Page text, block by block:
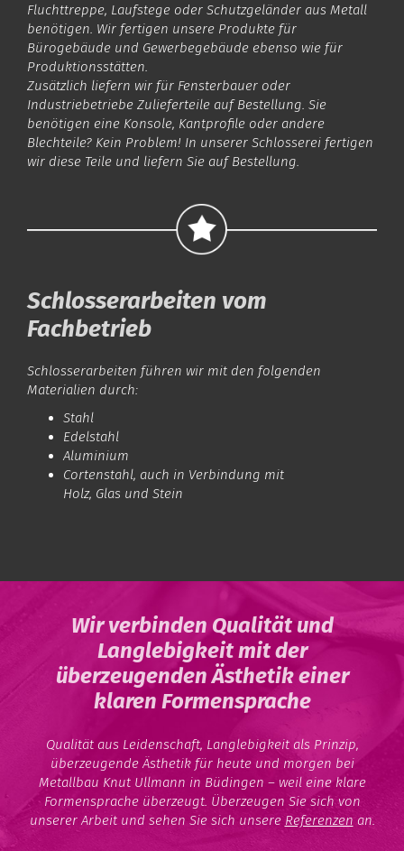
Fluchttreppe, Laufstege oder Schutzgeländer aus Metall
benötigen. Wir fertigen unsere Produkte für
Bürogebäude und Gewerbegebäude ebenso wie für
Produktionsstätten.
Zusätzlich liefern wir für Fensterbauer oder
Industriebetriebe Zulieferteile auf Bestellung. Sie
benötigen eine Konsole, Kantprofile oder andere
Blechteile? Kein Problem! In unserer Schlosserei fertigen
wir diese Teile und liefern Sie auf Bestellung.
Schlosserarbeiten vom
Fachbetrieb
Schlosserarbeiten führen wir mit den folgenden
Materialien durch:
Stahl
Edelstahl
Aluminium
Cortenstahl, auch in Verbindung mit
Holz, Glas und Stein
Wir verbinden Qualität und
Langlebigkeit mit der
überzeugenden Ästhetik einer
klaren Formensprache
Qualität aus Leidenschaft, Langlebigkeit als Prinzip,
überzeugende Ästhetik für heute und morgen bei
Metallbau Knut Ullmann in Büdingen – weil eine klare
Formensprache überzeugt. Überzeugen Sie sich von
unserer Arbeit und sehen Sie sich unsere Referenzen an.